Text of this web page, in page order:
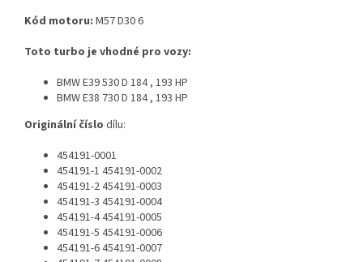
Kód motoru: M57 D30 6
Toto turbo je vhodné pro vozy:
BMW E39 530 D 184 , 193 HP
BMW E38 730 D 184 , 193 HP
Originální číslo dílu:
454191-0001
454191-1 454191-0002
454191-2 454191-0003
454191-3 454191-0004
454191-4 454191-0005
454191-5 454191-0006
454191-6 454191-0007